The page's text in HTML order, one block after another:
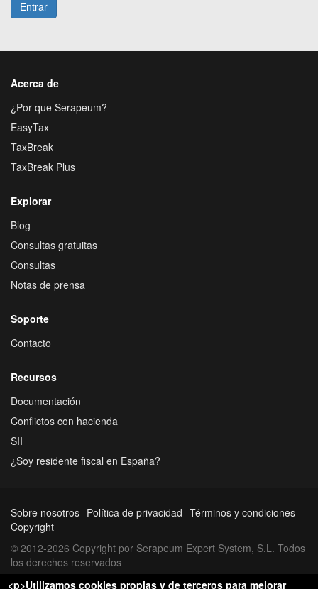
Entrar
Acerca de
¿Por que Serapeum?
EasyTax
TaxBreak
TaxBreak Plus
Explorar
Blog
Consultas gratuitas
Consultas
Notas de prensa
Soporte
Contacto
Recursos
Documentación
Conflictos con hacienda
SII
¿Soy residente fiscal en España?
Sobre nosotros Política de privacidad Términos y condiciones
Copyright
© 2012-2026 Copyright por Serapeum Expert System, S.L. Todos
los derechos reservados
<p>Utilizamos cookies propias y de terceros para mejorar